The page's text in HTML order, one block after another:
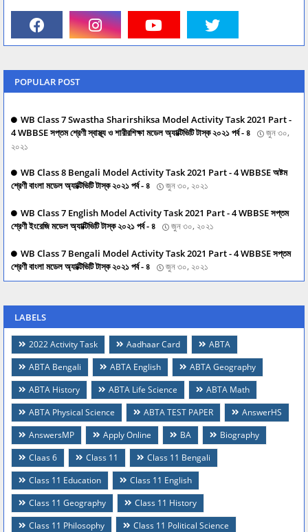
POPULAR POST
WB Class 7 Swastha Sharirshiksa Model Activity Task 2021 Part -
4 WBBSE সপ্তম শ্রেণী স্বাস্থ্য ও শারীরশিক্ষা মডেল অ্যাক্টিভিটি টাস্ক ২০২১ পর্ব - ৪
জুন ৩০,
২০২১
WB Class 8 Bengali Model Activity Task 2021 Part - 4 WBBSE অষ্টম
শ্রেণী বাংলা মডেল অ্যাক্টিভিটি টাস্ক ২০২১ পর্ব - ৪
জুন ৩০, ২০২১
WB Class 7 English Model Activity Task 2021 Part - 4 WBBSE সপ্তম
শ্রেণী ইংরেজি মডেল অ্যাক্টিভিটি টাস্ক ২০২১ পর্ব - ৪
জুন ৩০, ২০২১
WB Class 7 Bengali Model Activity Task 2021 Part - 4 WBBSE সপ্তম
শ্রেণী বাংলা মডেল অ্যাক্টিভিটি টাস্ক ২০২১ পর্ব - ৪
জুন ৩০, ২০২১
LABELS
2022 Activity Task Aadhaar Card
ABTA
ABTA Bengali
ABTA English
ABTA Geography
ABTA History
ABTA Life Science
ABTA Math
ABTA Physical Science
ABTA TEST PAPER
AnswerHS
AnswersMP
Apply Online BA
Biography
Claas 6
Class 11
Class 11 Bengali
Class 11 Education
Class 11 English
Class 11 Geography
Class 11 History
Class 11 Philosophy
Class 11 Political Science